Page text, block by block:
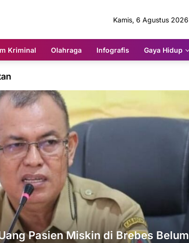
Kamis, 6 Agustus 2026
Kriminal Olahraga Infografis Gaya Hidup
Pasien Miskin di Brebes Belum